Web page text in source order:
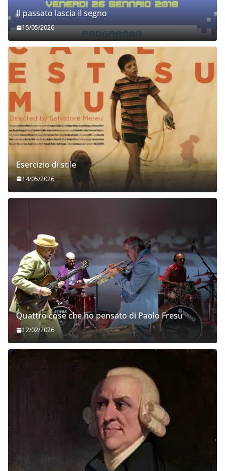
Il passato lascia il segno
15/05/2026
Esercizio di stile
14/05/2026
Quattro cose che ho pensato di Paolo Fresu
12/02/2026